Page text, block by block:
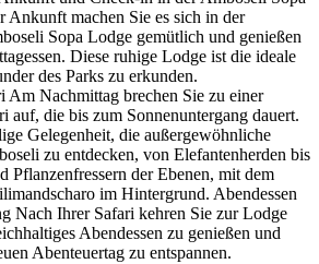
Ankunft machen Sie es sich in der
Sopa Lodge gemütlich und genießen
Diese ruhige Lodge ist die ideale
des Parks zu erkunden.
Am Nachmittag brechen Sie zu einer
auf, die bis zum Sonnenuntergang dauert.
Gelegenheit, die außergewöhnliche
zu entdecken, von Elefantenherden bis
Pflanzenfressern der Ebenen, mit dem
im Hintergrund. Abendessen
Nach Ihrer Safari kehren Sie zur Lodge
Abendessen zu genießen und
Abenteuertag zu entspannen.